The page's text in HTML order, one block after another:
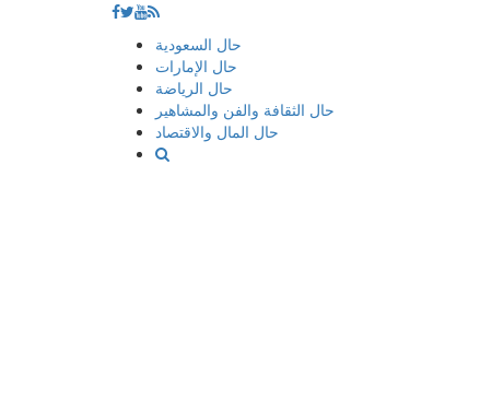
إذهب
المحتوى
حال السعودية
حال الإمارات
حال الرياضة
حال الثقافة والفن والمشاهير
حال المال والاقتصاد